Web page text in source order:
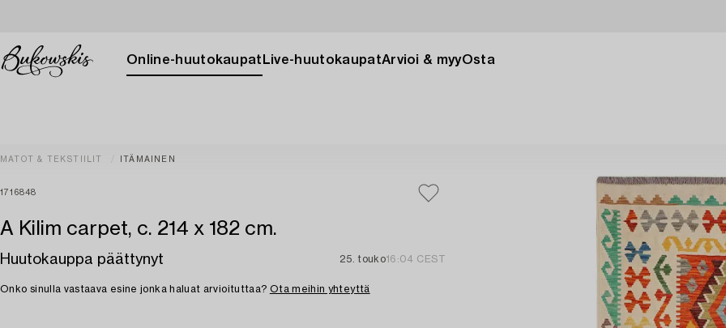
Online-huutokaupat Live-huutokaupatArvioi & myyOsta
MATOT & TEKSTIILIT ITÄMAINEN
1716848
A Kilim carpet, c. 214 x 182 cm.
Huutokauppa päättynyt 25. touko16:04 CEST
Onko sinulla vastaava esine jonka haluat arvioituttaa? Ota meihin yhteyttä